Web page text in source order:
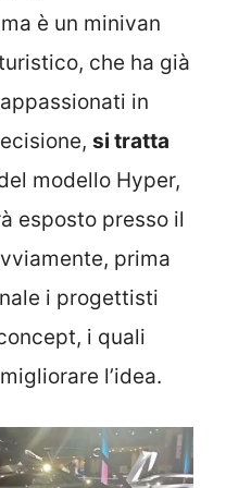
è un minivan
che ha già
in
si tratta
modello Hyper,
esposto presso il
prima
i progettisti
i quali
l’idea.